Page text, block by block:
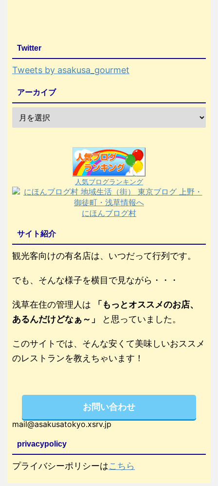
Twitter
Tweets by asakusa_gourmet
アーカイブ
人気ブログランキング
にほんブログ村
サイト紹介
観光客向けの有名店は、いつだって行列です。
でも、そんな様子を横目で見ながら・・・
浅草在住の管理人は
「もっとオススメのお店、
あるんだけどなぁ～」
と思っていました。
このサイトでは、そんな安くて美味しいおススメ
のレストランを教えちゃいます！
お問い合わせ
mail@asakusatokyo.xsrv.jp
privacypolicy
プライバシーポリシーはこちら